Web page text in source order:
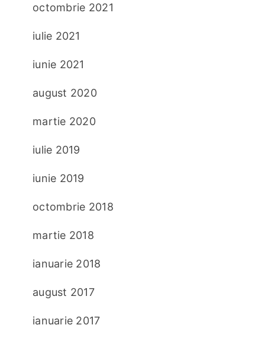
octombrie 2021
iulie 2021
iunie 2021
august 2020
martie 2020
iulie 2019
iunie 2019
octombrie 2018
martie 2018
ianuarie 2018
august 2017
ianuarie 2017